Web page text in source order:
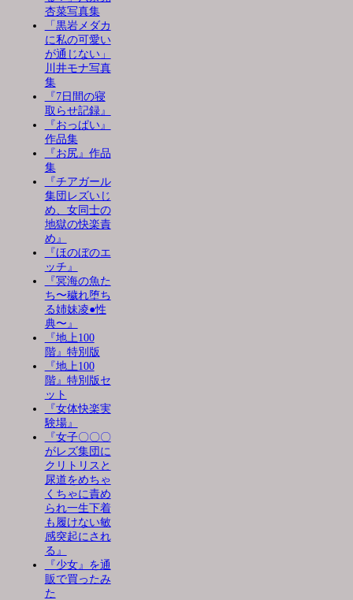
杏菜写真集
「黒岩メダカ
に私の可愛い
が通じない」
川井モナ写真
集
『7日間の寝
取らせ記録』
『おっぱい』
作品集
『お尻』作品
集
『チアガール
集団レズいじ
め、女同士の
地獄の快楽責
め』
『ほのぼのエ
ッチ』
『冥海の魚た
ち〜穢れ堕ち
る姉妹凌●性
典〜』
『地上100
階』特別版
『地上100
階』特別版セ
ット
『女体快楽実
験場』
『女子〇〇〇
がレズ集団に
クリトリスと
尿道をめちゃ
くちゃに責め
られ一生下着
も履けない敏
感突起にされ
る』
『少女』を通
販で買ったみ
た